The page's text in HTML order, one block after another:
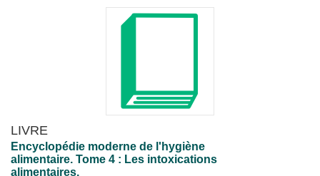
LIVRE
Encyclopédie moderne de l'hygiène
alimentaire. Tome 4 : Les intoxications
alimentaires.